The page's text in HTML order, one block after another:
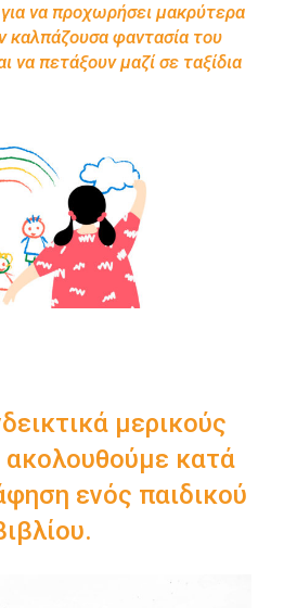
να προχωρήσει μακρύτερα
καλπάζουσα φαντασία του
να πετάξουν μαζί σε ταξίδια
μερικούς
ακολουθούμε κατά
ενός παιδικού